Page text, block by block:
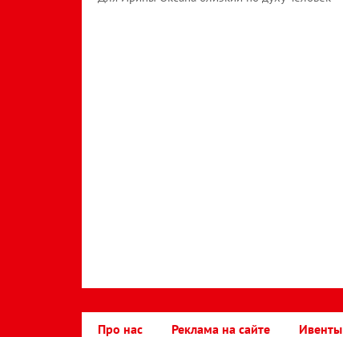
Про нас Реклама на сайте Ивенты